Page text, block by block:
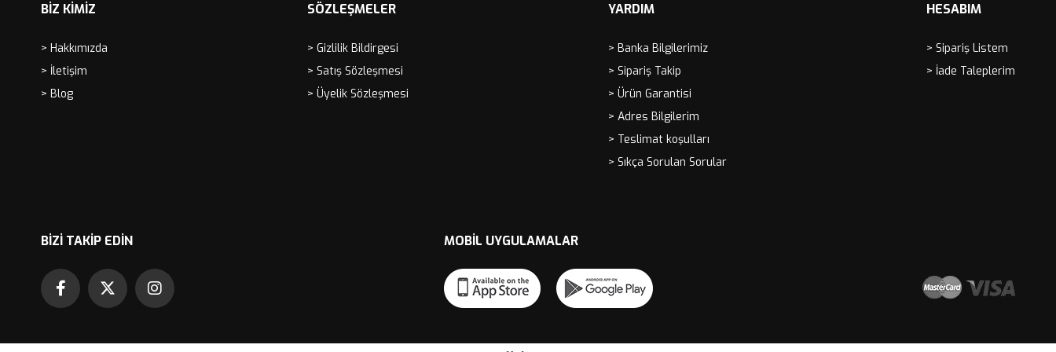
BİZ KİMİZ
> Hakkımızda
> İletişim
> Blog
SÖZLEŞMELER
> Gizlilik Bildirgesi
> Satış Sözleşmesi
> Üyelik Sözleşmesi
YARDIM
> Banka Bilgilerimiz
> Sipariş Takip
> Ürün Garantisi
> Adres Bilgilerim
> Teslimat koşulları
> Sıkça Sorulan Sorular
HESABIM
> Sipariş Listem
> İade Taleplerim
BIZI TAKIP EDIN MOBIL UYGULAMALAR